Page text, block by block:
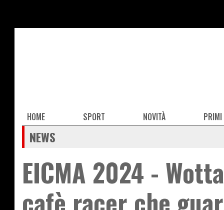
Main
navigation
HOME SPORT NOVITÀ PRIMI
NEWS
EICMA 2024 -
cafè racer che